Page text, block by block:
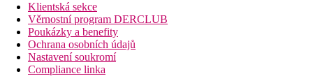
Klientská sekce
Věrnostní program DERCLUB
Poukázky a benefity
Ochrana osobních údajů
Nastavení soukromí
Compliance linka